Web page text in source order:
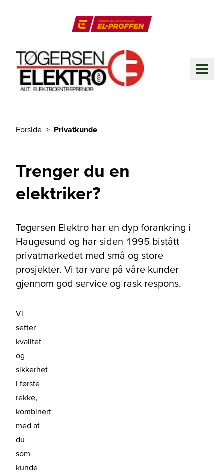
Forside Privatkunde
Trenger du en
elektriker?
Tøgersen Elektro har en dyp forankring i
Haugesund og har siden 1995 bistått
privatmarkedet med små og store
prosjekter. Vi tar vare på våre kunder
gjennom god service og rask respons.
Vi
setter
kvalitet
og
sikkerhet
i første
rekke,
kombinert
med at
du
som
kunde